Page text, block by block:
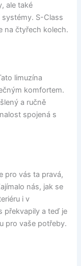
ale také
S-Class
na čtyřech kolech.
limuzína
komfortem.
a ručně
spojená s
pro vás ta pravá,
nás, jak se
i v
překvapily a teď je
pro vaše potřeby.